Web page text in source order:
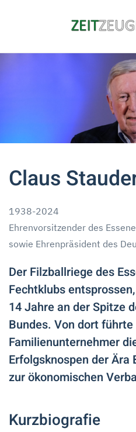
Skip to main content
Claus
1938-2024
Ehrenvorsitzender des
sowie Ehrenpräsident des
Der Filzballriege des
Fechtklubs
14 Jahre an der Spitze
Bundes. Von dort
Familienunternehmer
Erfolgsknospen der Ära
zur ökonomischen
Kurzbiografie